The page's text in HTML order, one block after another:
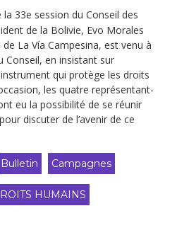
33e session du Conseil des
de la Bolivie, Evo Morales
La Vía Campesina, est venu à
Conseil, en insistant sur
instrument qui protège les droits
les quatre représentant-
eu la possibilité de se réunir
discuter de l’avenir de ce
Bulletin Campagnes
HUMAINS